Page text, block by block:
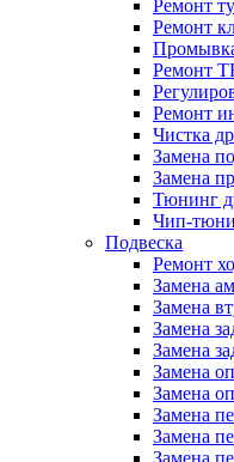
Ремонт
Ремонт
Ремонт
Ремонт
Чистка
Замена
Замена
Тюнинг
Чип-
Подвеска
Ремонт
Замена
Замена
Замена
Замена
Замена
Замена
Замена
Замена
Замена